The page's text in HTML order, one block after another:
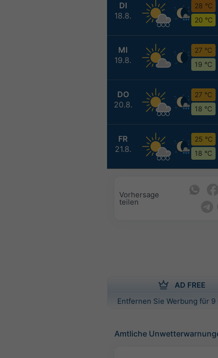
DI
18.8.
28 °C
20 °C
MI
19.8.
27 °C
19 °C
DO
20.8.
27 °C
18 °C
FR
21.8.
25 °C
18 °C
Vorhersage
teilen
AD FREE
Entfernen Sie Werbung für
Amtliche